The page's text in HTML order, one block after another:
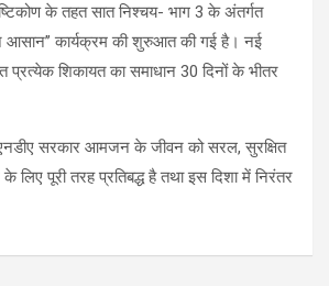
के तहत सात निश्चय- भाग 3 के अंतर्गत
आसान’’ कार्यक्रम की शुरुआत की गई है। नई
प्रत्येक शिकायत का समाधान 30 दिनों के भीतर
सरकार आमजन के जीवन को सरल, सुरक्षित
पूरी तरह प्रतिबद्ध है तथा इस दिशा में निरंतर